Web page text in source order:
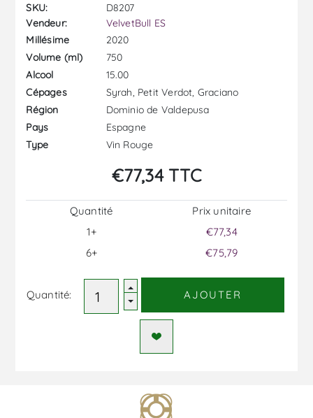
SKU:
D8207
Vendeur:
VelvetBull ES
Millésime
2020
Volume (ml)
750
Alcool
15.00
Cépages
Syrah, Petit Verdot, Graciano
Région
Dominio de Valdepusa
Pays
Espagne
Type
Vin Rouge
€77,34 TTC
Quantité
1+
6+
Prix ​​unitaire
€77,34
€75,79
Quantité: AJOUTER